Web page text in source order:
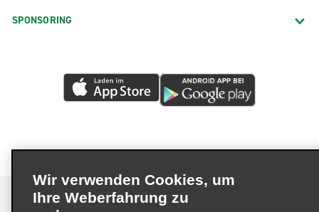
SPONSORING
Wir verwenden Cookies, um
Ihre Weberfahrung zu